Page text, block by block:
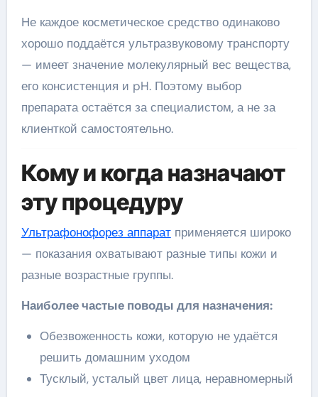
Не каждое косметическое средство одинаково
хорошо поддаётся ультразвуковому транспорту
— имеет значение молекулярный вес вещества,
его консистенция и pH. Поэтому выбор
препарата остаётся за специалистом, а не за
клиенткой самостоятельно.
Кому и когда назначают
эту процедуру
Ультрафонофорез аппаратприменяется широко
— показания охватывают разные типы кожи и
разные возрастные группы.
Наиболее частые поводы для назначения:
Обезвоженность кожи, которую не удаётся
решить домашним уходом
Тусклый, усталый цвет лица, неравномерный